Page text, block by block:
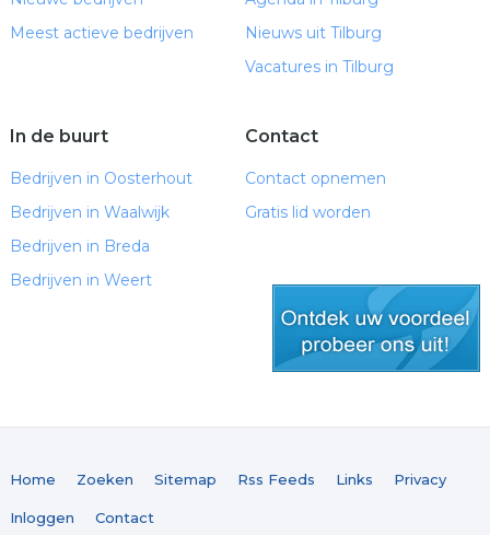
Meest actieve bedrijven
Nieuws uit Tilburg
Vacatures in Tilburg
In de buurt
Bedrijven in Oosterhout
Bedrijven in Waalwijk
Bedrijven in Breda
Bedrijven in Weert
Contact
Contact opnemen
Gratis lid worden
Home Zoeken Sitemap Rss Feeds Links Privacy
Inloggen Contact